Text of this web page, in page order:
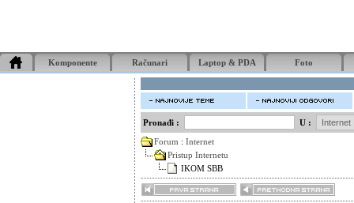
Komponente Računari Laptop & PDA Foto
Pronađi :
U :
Forum : Internet
Pristup Internetu
IKOM SBB